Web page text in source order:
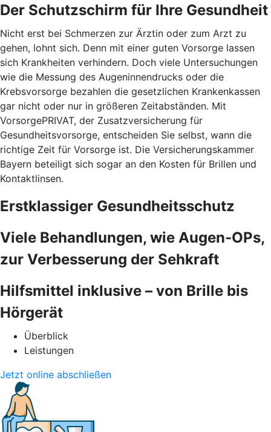
Der Schutzschirm für Ihre Gesundheit
Nicht erst bei Schmerzen zur Ärztin oder zum Arzt zu
gehen, lohnt sich. Denn mit einer guten Vorsorge lassen
sich Krankheiten verhindern. Doch viele Untersuchungen
wie die Messung des Augeninnendrucks oder die
Krebsvorsorge bezahlen die gesetzlichen Krankenkassen
gar nicht oder nur in größeren Zeitabständen. Mit
VorsorgePRIVAT, der Zusatzversicherung für
Gesundheitsvorsorge, entscheiden Sie selbst, wann die
richtige Zeit für Vorsorge ist. Die Versicherungskammer
Bayern beteiligt sich sogar an den Kosten für Brillen und
Kontaktlinsen.
Erstklassiger Gesundheitsschutz
Viele Behandlungen, wie Augen-OPs,
zur Verbesserung der Sehkraft
Hilfsmittel inklusive – von Brille bis
Hörgerät
Überblick
Leistungen
Jetzt online abschließen